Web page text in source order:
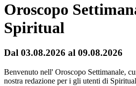
Oroscopo
Spiritual
Dal 03.08.2026 al 09.08.2026
Benvenuto nell' Oroscopo Settimanale,
nostra redazione per i gli utenti di